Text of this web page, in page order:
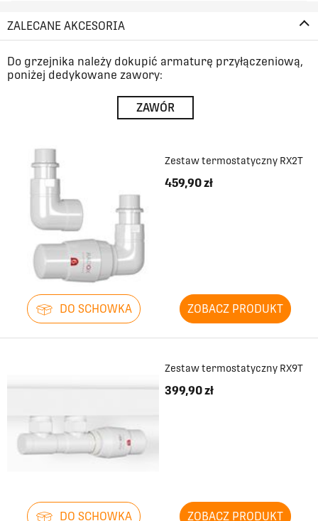
ZALECANE AKCESORIA
Do grzejnika należy dokupić armaturę przyłączeniową,
poniżej dedykowane zawory:
ZAWÓR
Zestaw termostatyczny RX2T
459,90 zł
DO SCHOWKA ZOBACZ PRODUKT
Zestaw termostatyczny RX9T
399,90 zł
DO SCHOWKA ZOBACZ PRODUKT